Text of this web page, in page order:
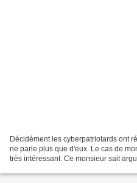
Décidément les cyberpatriotards ont
ne parle plus que d'eux. Le cas de
très intéressant. Ce monsieur sait